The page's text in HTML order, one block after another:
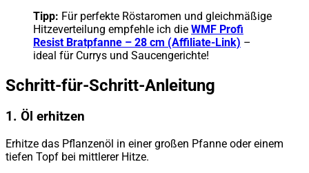
Tipp: Für perfekte Röstaromen und gleichmäßige
Hitzeverteilung empfehle ich die WMF Profi
Resist Bratpfanne – 28 cm (Affiliate-Link) –
ideal für Currys und Saucengerichte!
Schritt-für-Schritt-Anleitung
1. Öl erhitzen
Erhitze das Pflanzenöl in einer großen Pfanne oder einem
tiefen Topf bei mittlerer Hitze.